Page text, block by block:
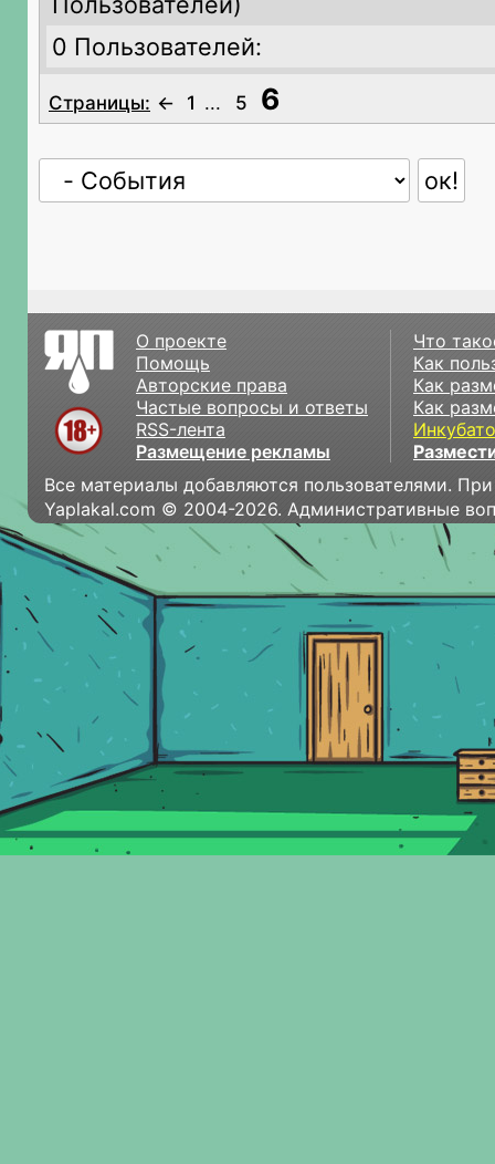
0 Пользователей:
Страницы: ← 1 ... 5 6
О проекте
Помощь
Авторские права
Частые вопросы и ответы
RSS-лента
Размещение рекламы
Что
Как
Как
Как
Все материалы добавляются пользователями.
Yaplakal.com © 2004-2026. Административные